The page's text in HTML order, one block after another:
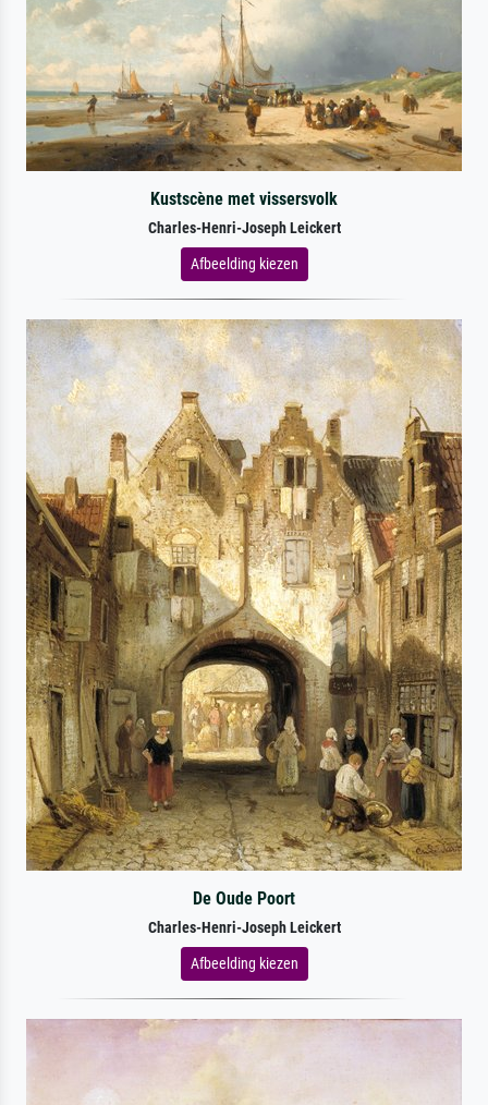
Kustscène met vissersvolk
Charles-Henri-Joseph Leickert
Afbeelding kiezen
De Oude Poort
Charles-Henri-Joseph Leickert
Afbeelding kiezen